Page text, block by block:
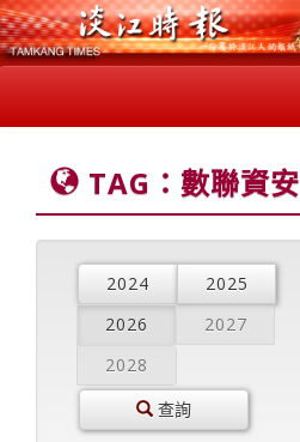
TAG：數聯資安
2024
2025
2026
2027
2028
查詢